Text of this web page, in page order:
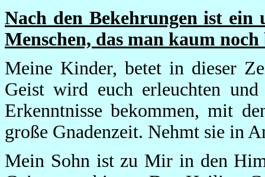
Nach den Bekehrungen ist ein
Menschen, das man kaum
Meine Kinder, betet in dieser
Geist wird euch erleuchten
Erkenntnisse bekommen, mit
große Gnadenzeit. Nehmt sie in
Mein Sohn ist zu Mir in den